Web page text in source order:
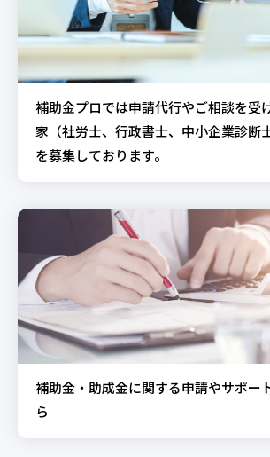
補助金プロでは申請代行やご相談を受
家（社労士、行政書士、中小企業診断
を募集しております。
補助金・助成金に関する申請やサポー
ら